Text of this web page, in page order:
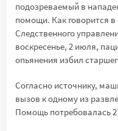
подозреваемый в
помощи. Как говорится
Следственного
воскресенье, 2 июля,
опьянения избил
Согласно источнику,
вызов к одному из
Помощь потребовалась